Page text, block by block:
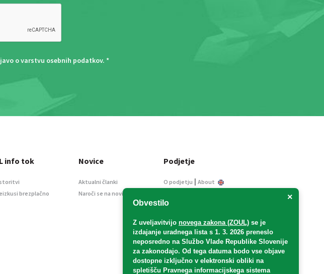
o varstvu osebnih podatkov. *
×
Obvestilo
Z uveljavitvijo novega zakona (ZOUL) se je
izdajanje uradnega lista s 1. 3. 2026 preneslo
neposredno na Službo Vlade Republike Slovenije
za zakonodajo. Od tega datuma bodo vse objave
dostopne izključno v elektronski obliki na
spletišču Pravnega informacijskega sistema
info tok
brezplačno
Novice
Aktualni članki
Naroči se na novice
Podjetje
O podjetju | About
Informacije javnega
Oglaševanje
Splošni pogoji
Izjava o varstvu osebnih
podatkov
E-dražbe